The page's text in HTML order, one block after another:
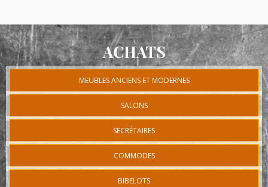
ACHATS
MEUBLES ANCIENS ET MODERNES
SALONS
SECRÉTAIRES
COMMODES
BIBELOTS